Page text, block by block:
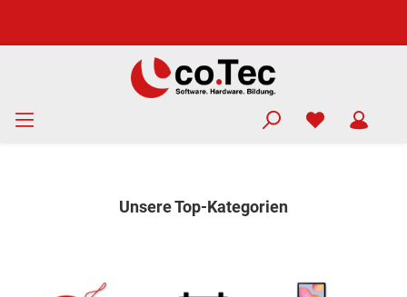
Unsere Top-Kategorien